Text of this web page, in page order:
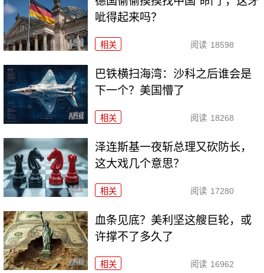
呲得起来吗？
相关 阅读 18598
巴铁横扫海湾：沙科之后谁会是
下一个？美国懵了
相关 阅读 18268
泽连斯基一夜斩总理又砍防长，
这大戏几个意思？
相关 阅读 17280
血条见底？美利坚这艘巨轮，或
许撑不了多久了
相关 阅读 16962